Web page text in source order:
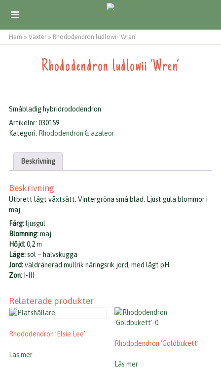
Hem > Växter > Rhododendron ludlowii ’Wren’
Rhododendron ludlowii ’Wren’
Småbladig hybridrododendron
Artikelnr: 030159
Kategori: Rhododendron & azaleor
Beskrivning
Beskrivning
Utbrett lågt växtsätt. Vintergröna små blad. Ljust gula blommor i
maj.
Färg: ljusgul
Blomning:maj
Höjd:0,2 m
Läge:sol – halvskugga
Jord:väldränerad mullrik näringsrik jord, med lågt pH
Zon: I-III
Relaterade produkter
Rhododendron ’Elsie Lee’
Läs mer
Rhododendron ’Goldbukett’
Läs mer